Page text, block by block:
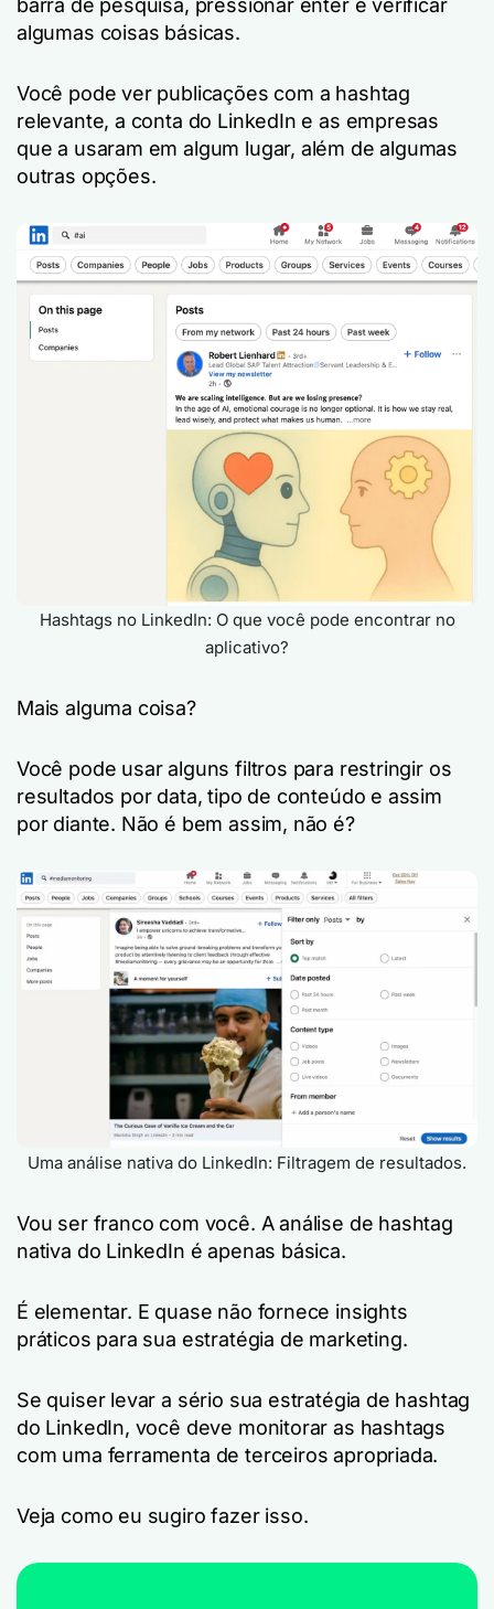
barra de pesquisa, pressionar enter e verificar
algumas coisas básicas.
Você pode ver publicações com a hashtag
relevante, a conta do LinkedIn e as empresas
que a usaram em algum lugar, além de algumas
outras opções.
Hashtags no LinkedIn: O que você pode encontrar no
aplicativo?
Mais alguma coisa?
Você pode usar alguns filtros para restringir os
resultados por data, tipo de conteúdo e assim
por diante. Não é bem assim, não é?
Uma análise nativa do LinkedIn: Filtragem de resultados.
Vou ser franco com você. A análise de hashtag
nativa do LinkedIn é apenas básica.
É elementar. E quase não fornece insights
práticos para sua estratégia de marketing.
Se quiser levar a sério sua estratégia de hashtag
do LinkedIn, você deve monitorar as hashtags
com uma ferramenta de terceiros apropriada.
Veja como eu sugiro fazer isso.